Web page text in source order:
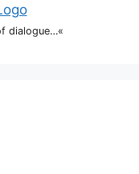
dialogue…«